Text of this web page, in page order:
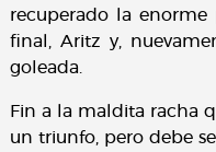
recuperado la enorme
final, Aritz y,
goleada.
Fin a la maldita racha
un triunfo, pero debe